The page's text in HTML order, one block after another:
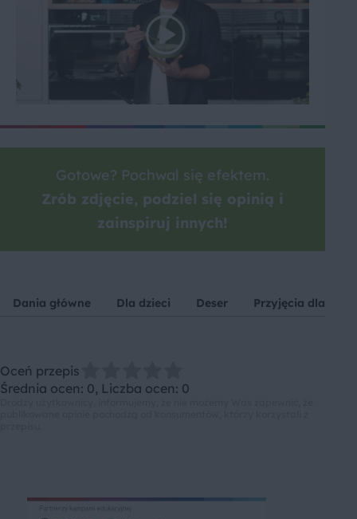
Gotowe? Pochwal się efektem.
Zrób zdjęcie, podziel się opinią i
zainspiruj innych!
Dania główne Dla dzieci Deser Przyjęcia dla
Oceń przepis
Średnia ocen: 0, Liczba ocen: 0